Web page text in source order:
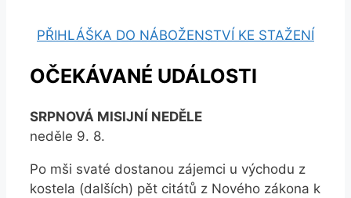
PŘIHLÁŠKA DO NÁBOŽENSTVÍ KE STAŽENÍ
OČEKÁVANÉ UDÁLOSTI
SRPNOVÁ MISIJNÍ NEDĚLE
neděle 9. 8.
Po mši svaté dostanou zájemci u východu z
kostela (dalších) pět citátů z Nového zákona k